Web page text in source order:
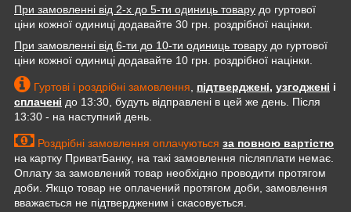
При замовленні від 2-х до 5-ти одиниць товару до гуртової
ціни кожної одиниці додавайте 30 грн. роздрібної націнки.
При замовленні від 6-ти до 10-ти одиниць товару до гуртової
ціни кожної одиниці додавайте 10 грн. роздрібної націнки.
Гуртові і роздрібні замовлення підтверджені, узгоджені і
сплачені до 13:30, будуть відправлені в цей же день. Після
13:30 - на наступний день.
Роздрібні замовлення оплачуються за повною вартістю
на картку ПриватБанку, на такі замовлення післяплати немає.
Оплату за замовлений товар необхідно проводити протягом
доби. Якщо товар не оплачений протягом доби, замовлення
вважається не підтвердженим і скасовується.